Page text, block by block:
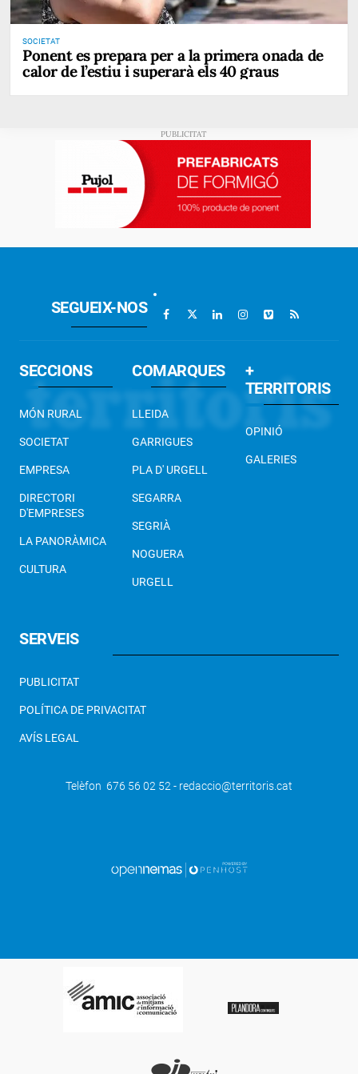
SOCIETAT
Ponent es prepara per a la primera onada de
calor de l’estiu i superarà els 40 graus
La sanitat pública lleidatana incorpora
SEGUEIX-NOS
SECCIONS
MÓN RURAL
SOCIETAT
EMPRESA
DIRECTORI
D'EMPRESES
LA PANORÀMICA
CULTURA
COMARQUES
LLEIDA
GARRIGUES
PLA D' URGELL
SEGARRA
SEGRIÀ
NOGUERA
URGELL
+
TERRITORIS
OPINIÓ
GALERIES
SERVEIS
PUBLICITAT
POLÍTICA DE PRIVACITAT
AVÍS LEGAL
Telèfon 676 56 02 52 - redaccio@territoris.cat